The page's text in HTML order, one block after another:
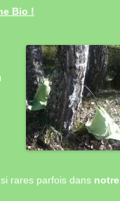
LA MIETTE – FROMAGES DE
CHÈVRES
Bio !
rares parfois dans notre